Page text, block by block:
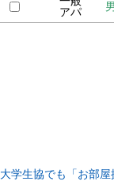
アパ
大学生協でも「お部